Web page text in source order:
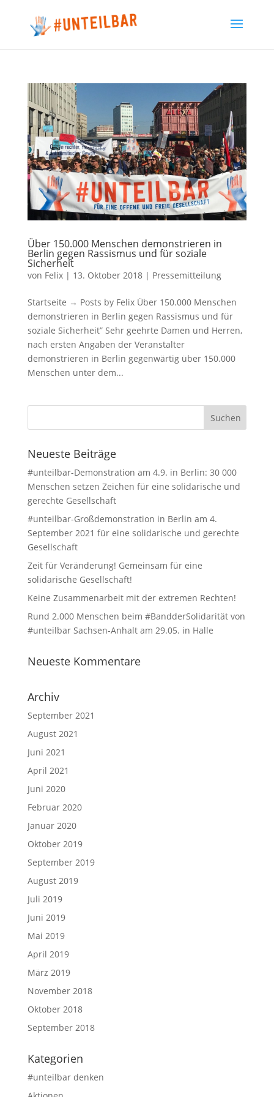
Über 150.000 Menschen demonstrieren in
Berlin gegen Rassismus und für soziale
Sicherheit
von Felix| 13. Oktober 2018| Pressemitteilung
Startseite → Posts by Felix Über 150.000 Menschen
demonstrieren in Berlin gegen Rassismus und für
soziale Sicherheit” Sehr geehrte Damen und Herren,
nach ersten Angaben der Veranstalter
demonstrieren in Berlin gegenwärtig über 150.000
Menschen unter dem...
Neueste Beiträge
#unteilbar-Demonstration am 4.9. in Berlin: 30 000
Menschen setzen Zeichen für eine solidarische und
gerechte Gesellschaft
#unteilbar-Großdemonstration in Berlin am 4.
September 2021 für eine solidarische und gerechte
Gesellschaft
Zeit für Veränderung! Gemeinsam für eine
solidarische Gesellschaft!
Keine Zusammenarbeit mit der extremen Rechten!
Rund 2.000 Menschen beim #BandderSolidarität von
#unteilbar Sachsen-Anhalt am 29.05. in Halle
Neueste Kommentare
Archiv
September 2021
August 2021
Juni 2021
April 2021
Juni 2020
Februar 2020
Januar 2020
Oktober 2019
September 2019
August 2019
Juli 2019
Juni 2019
Mai 2019
April 2019
März 2019
November 2018
Oktober 2018
September 2018
Kategorien
#unteilbar denken